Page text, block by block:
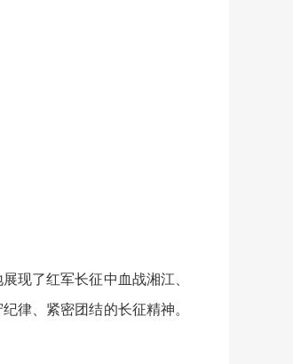
了红军长征中血战湘江、
律、紧密团结的长征精神。